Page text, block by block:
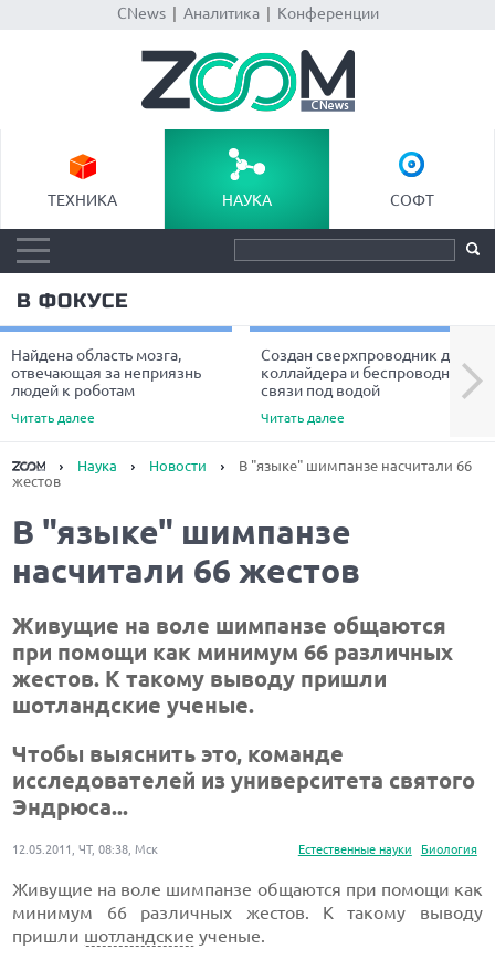
CNews| Аналитика| Конференции
ТЕХНИКА НАУКА СОФТ
В ФОКУСЕ
Найдена область мозга,
отвечающая за неприязнь
людей к роботам
Читать далее
Создан сверхпроводник для
коллайдера и беспроводной
связи под водой
Читать далее
Next
Наука Новости
В "языке" шимпанзе насчитали 66
жестов
В "языке" шимпанзе
насчитали 66 жестов
Живущие на воле шимпанзе общаются
при помощи как минимум 66 различных
жестов. К такому выводу пришли
шотландские ученые.
Чтобы выяснить это, команде
исследователей из университета святого
Эндрюса...
Естественные науки Биология
12.05.2011, ЧТ, 08:38, Мск
Живущие на воле шимпанзе общаются при помощи как
минимум 66 различных жестов. К такому выводу
пришли шотландские ученые.